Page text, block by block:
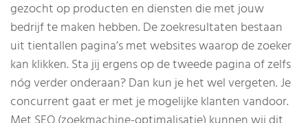
gezocht op producten en diensten die met jouw
bedrijf te maken hebben. De zoekresultaten bestaan
uit tientallen pagina’s met websites waarop de zoeker
kan klikken. Sta jij ergens op de tweede pagina of zelfs
nóg verder onderaan? Dan kun je het wel vergeten. Je
concurrent gaat er met je mogelijke klanten vandoor.